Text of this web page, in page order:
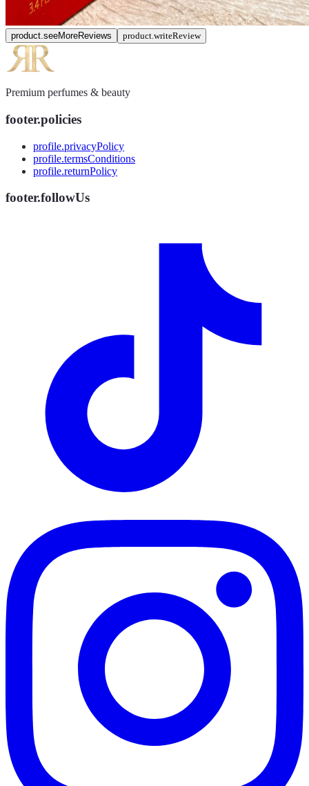
product.seeMoreReviews product.writeReview
Premium perfumes & beauty
footer.policies
profile.privacyPolicy
profile.termsConditions
profile.returnPolicy
footer.followUs